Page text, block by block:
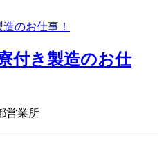
付き製造のお仕
営業所